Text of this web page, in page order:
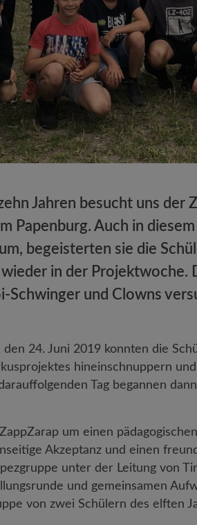
Jahren besucht uns der
Papenburg. Auch in
begeisterten sie die
wieder in der Projektwoche.
Schwinger und Clowns
24. Juni 2019 konnten die
hineinschnuppern
Tag begannen
um einen
Akzeptanz und einen
unter der Leitung von
und gemeinsamen
von zwei Schülern des elften